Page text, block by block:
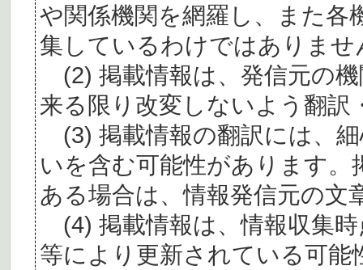
や関係機関を網羅し、また各
集しているわけではありませ
(2) 掲載情報は、発信元の
来る限り改変しないよう翻訳
(3) 掲載情報の翻訳には、
いを含む可能性があります。
ある場合は、情報発信元の文
(4) 掲載情報は、情報収集
等により更新されている可